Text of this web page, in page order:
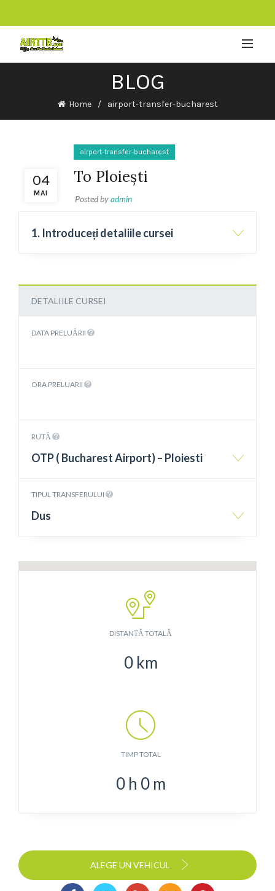
BLOG
Home airport-transfer-bucharest
04
MAI
airport-transfer-bucharest
To Ploiești
Posted byadmin
1. Introduceți detaliile cursei
DETALIILE CURSEI
DATA PRELUĂRII
ORA PRELUARII
RUTĂ
OTP ( Bucharest Airport) – Ploiesti
TIPUL TRANSFERULUI
Dus
DISTANȚĂ TOTALĂ
0 km
TIMP TOTAL
0 h 0 m
ALEGE UN VEHICUL